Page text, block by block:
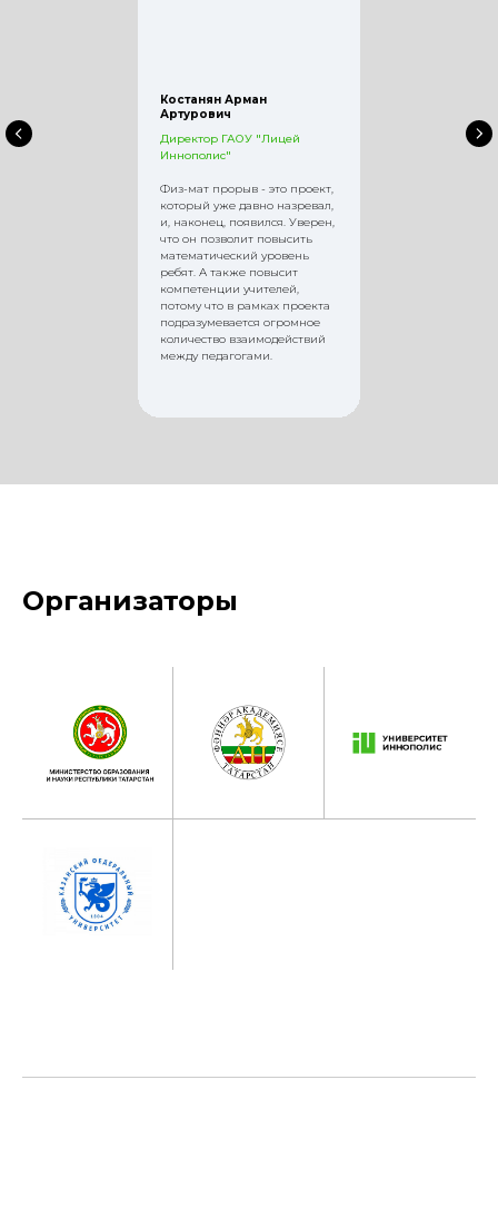
Костанян Арман
Артурович
Директор ГАОУ "Лицей
Иннополис"
Физ-мат прорыв - это проект,
который уже давно назревал,
и, наконец, появился. Уверен,
что он позволит повысить
математический уровень
ребят. А также повысит
компетенции учителей,
потому что в рамках проекта
подразумевается огромное
количество взаимодействий
между педагогами.
Организаторы